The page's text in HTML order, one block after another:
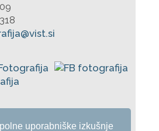
uporabniške izkušnje